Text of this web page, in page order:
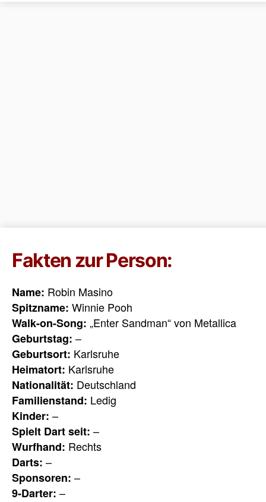
Fakten zur Person:
Name: Robin Masino
Spitzname: Winnie Pooh
Walk-on-Song: „Enter Sandman“ von Metallica
Geburtstag: –
Geburtsort: Karlsruhe
Heimatort: Karlsruhe
Nationalität: Deutschland
Familienstand: Ledig
Kinder: –
Spielt Dart seit: –
Wurfhand: Rechts
Darts: –
Sponsoren: –
9-Darter: –